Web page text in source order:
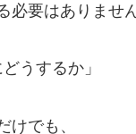
必要はありません
うするか」
けでも、